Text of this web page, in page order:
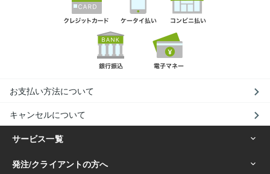
お支払い方法について
キャンセルについて